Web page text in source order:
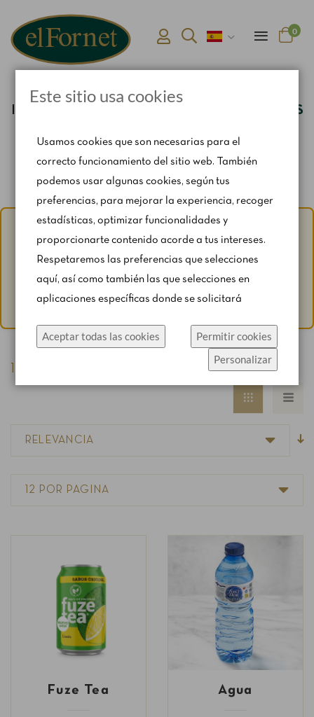
0
BEBIDAS FRÍAS
periodo vacacional, se restringen ligeramente los horarios
y los fines de semana según disponibilidad.
catering@rosendomila.com
Fuze Tea Agua
Este sitio usa cookies
Usamos cookies que son necesarias para el
correcto funcionamiento del sitio web. También
podemos usar algunas cookies, según tus
preferencias, para mejorar la experiencia, recoger
estadísticas, optimizar funcionalidades y
proporcionarte contenido acorde a tus intereses.
Respetaremos las preferencias que selecciones
aquí, así como también las que selecciones en
aplicaciones específicas donde se solicitará
Haz click en Permitir cookies para aceptar las
cookies e ir directamente al sitio web o haz click en
Configuración de cookies para ver los detalles de
Aceptar todas las cookies
Permitir cookies
Personalizar